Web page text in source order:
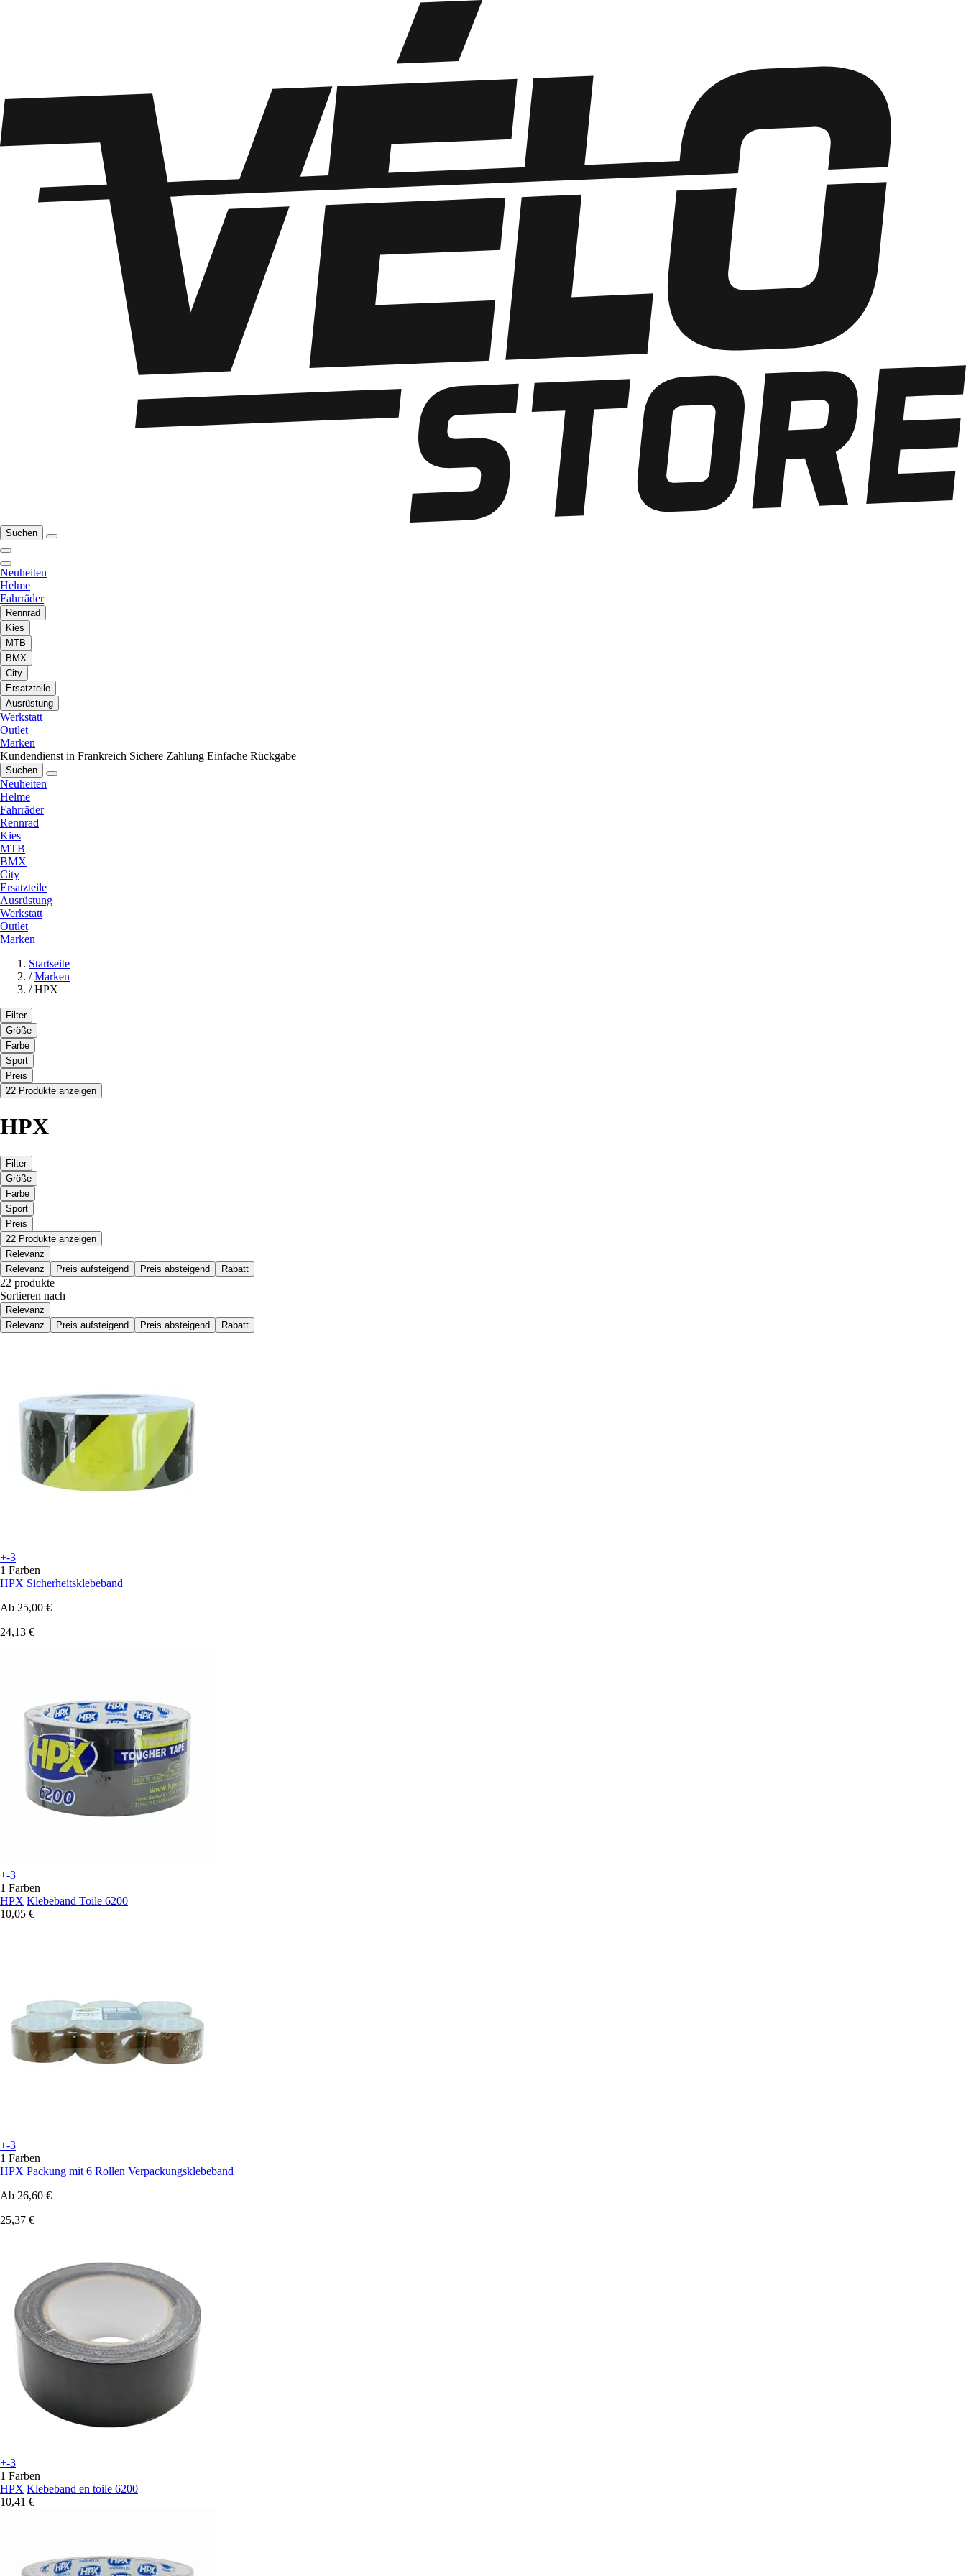
Suchen
Neuheiten
Helme
Fahrräder
Rennrad
Kies
MTB
BMX
City
Ersatzteile
Ausrüstung
Werkstatt
Outlet
Marken
Kundendienst in Frankreich Sichere Zahlung Einfache Rückgabe
Suchen
Neuheiten
Helme
Fahrräder
Rennrad
Kies
MTB
BMX
City
Ersatzteile
Ausrüstung
Werkstatt
Outlet
Marken
Startseite
/ Marken
/ HPX
Filter
Größe
Farbe
Sport
Preis
22 Produkte anzeigen
HPX
Filter
Größe
Farbe
Sport
Preis
22 Produkte anzeigen
Relevanz
Relevanz
Preis aufsteigend Preis absteigend Rabatt
22 produkte
Sortieren nach
Relevanz
Relevanz
Preis aufsteigend Preis absteigend Rabatt
+-3
1 Farben
HPX Sicherheitsklebeband
Ab 25,00 €
24,13 €
+-3
1 Farben
HPX Klebeband Toile 6200
10,05 €
+-3
1 Farben
HPX Packung mit 6 Rollen Verpackungsklebeband
Ab 26,60 €
25,37 €
+-3
1 Farben
HPX Klebeband en toile 6200
10,41 €